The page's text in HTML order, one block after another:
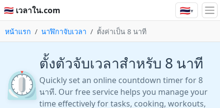
🇹🇭 เวลาใน.com 🇹🇭▾
หน้าแรก นาฬิกาจับเวลา ตั้งค่าเป็น 8 นาที
⏲️
ตั้งตัวจับเวลาสำหรับ 8 นาที
Quickly set an online countdown timer for 8
นาที. Our free service helps you manage your
time effectively for tasks, cooking, workouts,